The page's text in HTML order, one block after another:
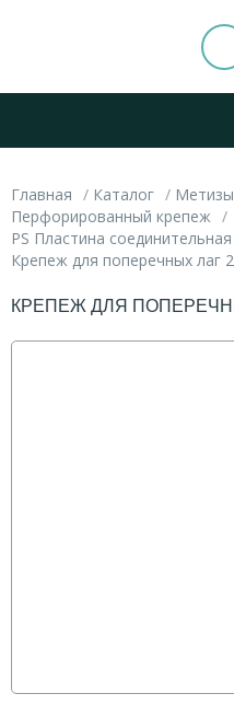
Главная Каталог
Метизы
Перфорированный крепеж
PS Пластина соединительная
Крепеж для поперечных лаг
КРЕПЕЖ ДЛЯ